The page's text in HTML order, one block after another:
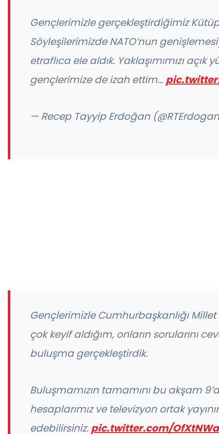
Gençlerimizle gerçekleştirdiğimiz
Söyleşilerimizde NATO’nun
etraflıca ele aldık. Yaklaşımımızı açık
gençlerimize de izah ettim…
— Recep Tayyip Erdoğan
Gençlerimizle Cumhurbaşkanlığı
çok keyif aldığım, onların sorularını
buluşma gerçekleştirdik.
Buluşmamızın tamamını bu akşam
hesaplarımız ve televizyon ortak
edebilirsiniz. pic.twitter.com/